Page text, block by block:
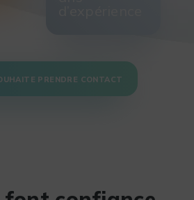
PRENDRE CONTACT